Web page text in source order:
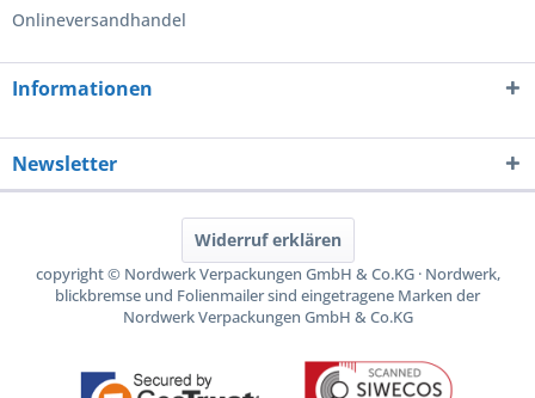
Onlineversandhandel
Informationen
Newsletter
Widerruf erklären
copyright © Nordwerk Verpackungen GmbH & Co.KG · Nordwerk,
blickbremse und Folienmailer sind eingetragene Marken der
Nordwerk Verpackungen GmbH & Co.KG